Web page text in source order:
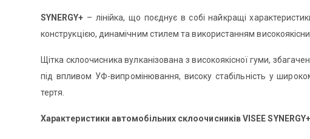
SYNERGY+ – лінійка, що поєднує в собі найкращі
конструкцією, динамічним стилем та використанням
Щітка склоочисника вулканізована з високоякісної гуми,
під впливом УФ-випромінювання, високу стабільність у
тертя.
Характеристики автомобільних склоочисників VISEE SYNERGY+